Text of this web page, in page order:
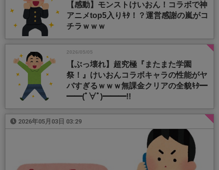
【感動】モンストけいおん！コラボで神
アニメtop5入りｷﾀ！？運営感謝の嵐がコ
チラｗｗｗ
2026/05/05
【ぶっ壊れ】超究極『またまた学園
祭！』けいおんコラボキャラの性能がヤ
バすぎるｗｗｗ無課金クリアの全貌ｷﾀ━
━━(ﾟ∀ﾟ)━━━!!
2026年05月03日 03:29